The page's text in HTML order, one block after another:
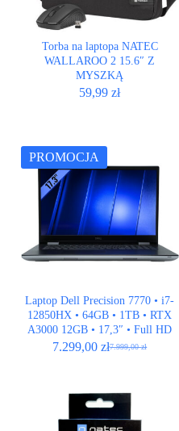
Torba na laptopa NATEC
WALLAROO 2 15.6″ Z
MYSZKĄ
59,99zł
PROMOCJA
Laptop Dell Precision 7770 • i7-
12850HX • 64GB • 1TB • RTX
A3000 12GB • 17,3″ • Full HD
7.999,00zł
Pierwotna
7.999,00 zł.
7.299,00zł
Aktualna
7.299,00 zł.